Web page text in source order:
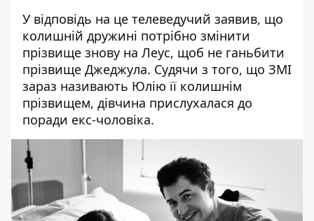
У відповідь на це телеведучий заявив, що
колишній дружині потрібно змінити
прізвище знову на Леус, щоб не ганьбити
прізвище Джеджула. Судячи з того, що ЗМІ
зараз називають Юлію її колишнім
прізвищем, дівчина прислухалася до
поради екс-чоловіка.